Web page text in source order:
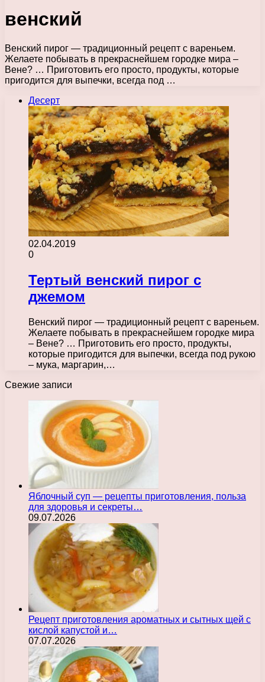
венский
Венский пирог — традиционный рецепт с вареньем.
Желаете побывать в прекраснейшем городке мира –
Вене? … Приготовить его просто, продукты, которые
пригодится для выпечки, всегда под …
Десерт
02.04.2019
0
Тертый венский пирог с
джемом
Венский пирог — традиционный рецепт с вареньем.
Желаете побывать в прекраснейшем городке мира
– Вене? … Приготовить его просто, продукты,
которые пригодится для выпечки, всегда под рукою
– мука, маргарин,…
Свежие записи
Яблочный суп — рецепты приготовления, польза
для здоровья и секреты…
09.07.2026
Рецепт приготовления ароматных и сытных щей с
кислой капустой и…
07.07.2026